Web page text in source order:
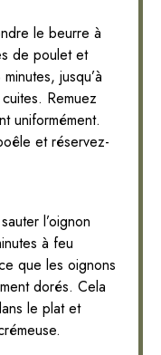
le beurre à
de poulet et
jusqu’à
Remuez
uniformément.
et réservez-
l’oignon
à feu
que les oignons
dorés. Cela
le plat et